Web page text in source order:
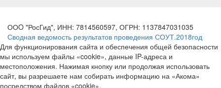
ООO "РосГид", ИНН: 7814560597, ОГРН: 1137847031035
Сводная ведомость результатов проведения СОУТ.2018год
Для функционирования сайта и обеспечения общей безопасности
мы используем файлы «cookie», данные IP-адреса и
местоположения. Нажимая кнопку или продолжая использовать
сайт, вы разрешаете нам собирать информацию на «Акома»
посредством файлов «cookie».